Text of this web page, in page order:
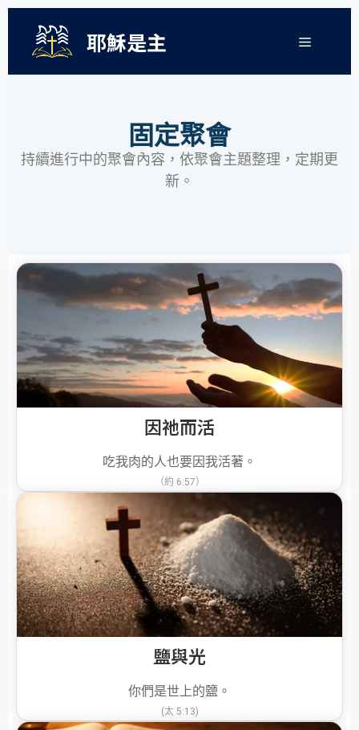
耶穌是主
固定聚會
持續進行中的聚會內容，依聚會主題整理，定期更
新。
因祂而活
吃我肉的人也要因我活著。
（約 6:57）
鹽與光
你們是世上的鹽。
(太 5:13)